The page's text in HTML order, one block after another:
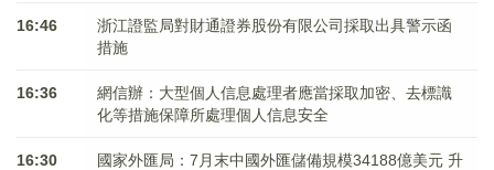
16:46
浙江證監局對財通證券股份有限公司採取出具警示函
措施
16:36
網信辦：大型個人信息處理者應當採取加密、去標識
化等措施保障所處理個人信息安全
16:30
國家外匯局：7月末中國外匯儲備規模34188億美元 升